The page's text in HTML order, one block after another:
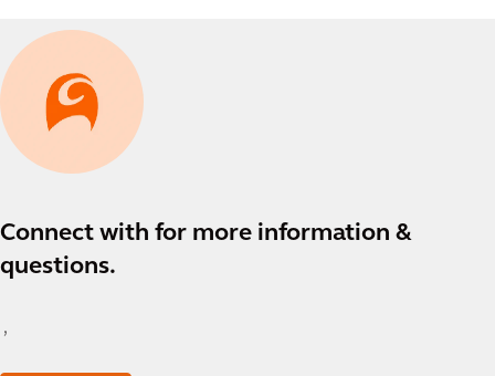
Connect with for more information &
questions.
,